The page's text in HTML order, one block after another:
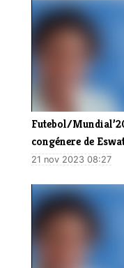
Futebol/
congénere de
21 nov 2023 08:27